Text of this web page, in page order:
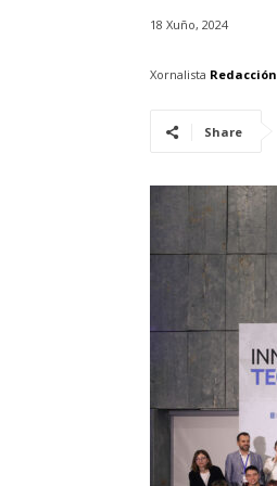
18 Xuño, 2024
Xornalista Redacción
Share